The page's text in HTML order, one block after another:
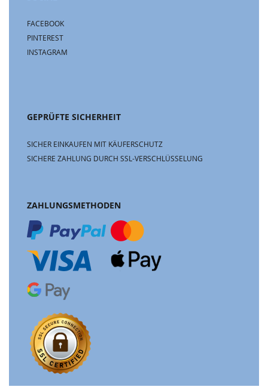
FACEBOOK
PINTEREST
INSTAGRAM
GEPRÜFTE SICHERHEIT
SICHER EINKAUFEN MIT KÄUFERSCHUTZ
SICHERE ZAHLUNG DURCH SSL-VERSCHLÜSSELUNG
ZAHLUNGSMETHODEN